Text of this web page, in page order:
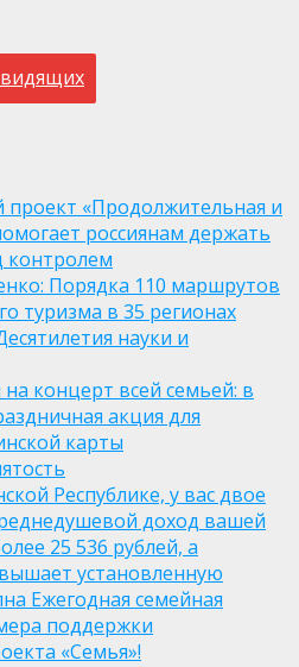
«Продолжительная и
россиянам держать
контролем
Порядка 110 маршрутов
туризма в 35 регионах
науки и
концерт всей семьей: в
акция для
карты
Республике, у вас двое
доход вашей
25 536 рублей, а
установленную
Ежегодная семейная
поддержки
«Семья»!